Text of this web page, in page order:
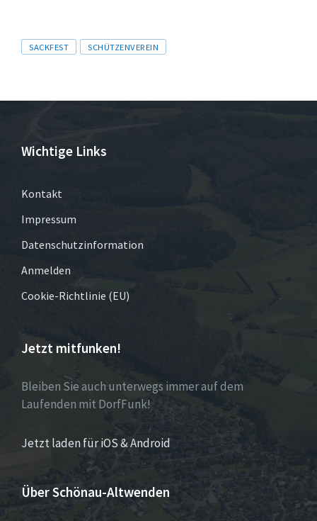
Tags
SACKFEST SCHÜTZENVEREIN
Wichtige Links
Kontakt
Impressum
Datenschutzinformation
Anmelden
Cookie-Richtlinie (EU)
Jetzt mitfunken!
Bleiben Sie auch unterwegs immer auf dem
Laufenden mit DorfFunk!
Jetzt laden für iOS & Android
Über Schönau-Altwenden